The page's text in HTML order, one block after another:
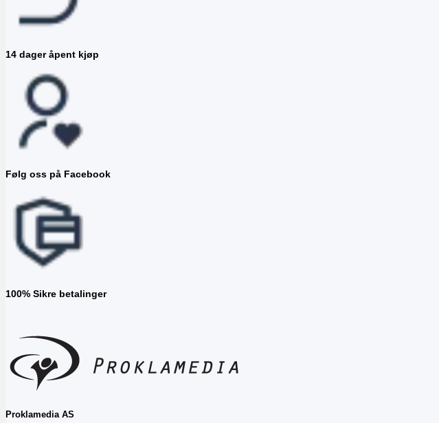
14 dager åpent kjøp
Følg oss på Facebook
100% Sikre betalinger
Proklamedia AS